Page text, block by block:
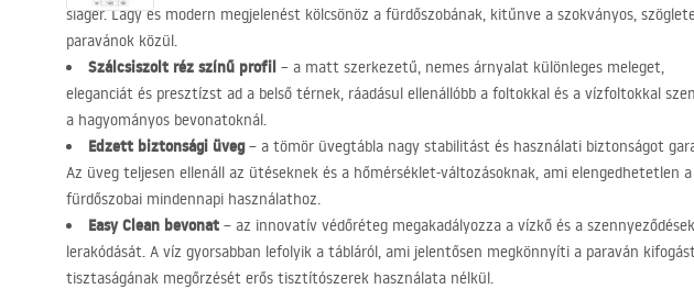
sláger. Lágy és modern megjelenést kölcsönöz a fürdőszobának, kitűnve a szokványos,
paravánok közül.
Szálcsiszolt réz színű profil – a matt szerkezetű, nemes árnyalat különleges meleget,
eleganciát és presztízst ad a belső térnek, ráadásul ellenállóbb a foltokkal és a vízfoltokkal
a hagyományos bevonatoknál.
Edzett biztonsági üveg– a tömör üvegtábla nagy stabilitást és használati biztonságot
Az üveg teljesen ellenáll az ütéseknek és a hőmérséklet-változásoknak, ami elengedhetetlen a
fürdőszobai mindennapi használathoz.
Easy Clean bevonat – az innovatív védőréteg megakadályozza a vízkő és a szennyeződések
lerakódását. A víz gyorsabban lefolyik a tábláról, ami jelentősen megkönnyíti a paraván
tisztaságának megőrzését erős tisztítószerek használata nélkül.